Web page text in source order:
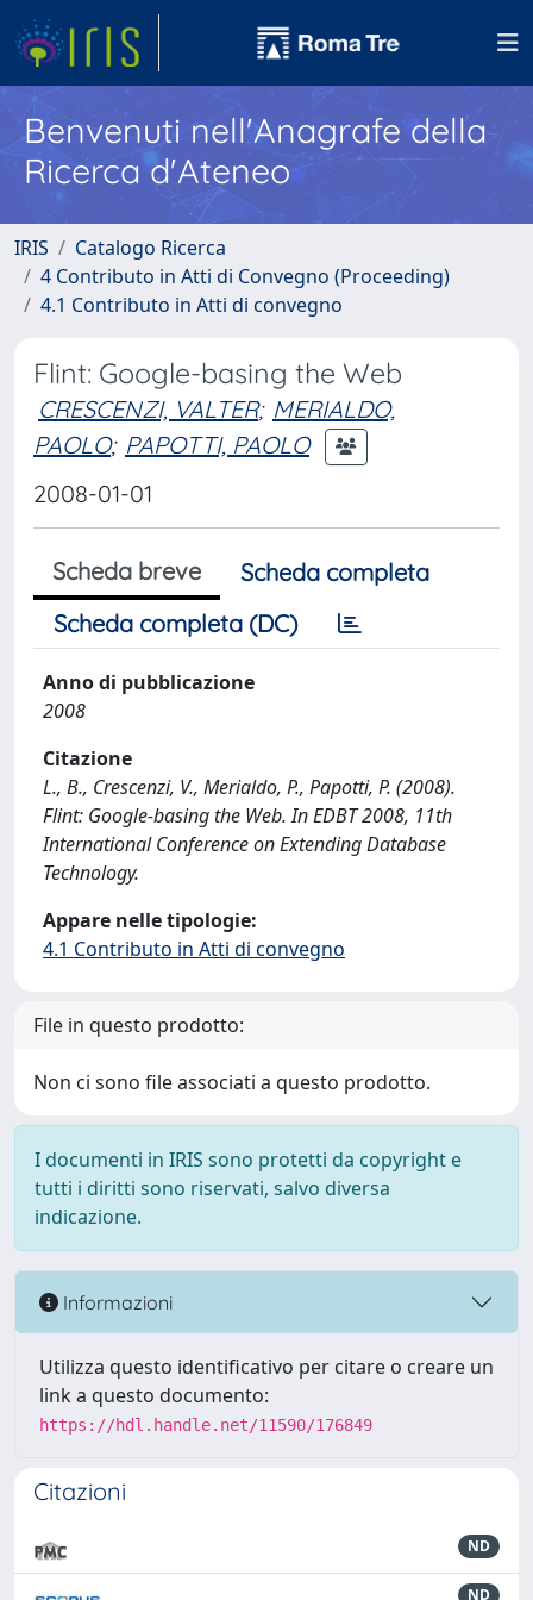
Benvenuti nell'Anagrafe della
Ricerca d'Ateneo
IRIS
Catalogo Ricerca
4 Contributo in Atti di Convegno (Proceeding)
4.1 Contributo in Atti di convegno
Flint: Google-basing the Web
CRESCENZI, VALTER; MERIALDO,
PAOLO; PAPOTTI, PAOLO
2008-01-01
Scheda breve
Scheda completa
Scheda completa (DC)
Anno di pubblicazione
2008
Citazione
L., B., Crescenzi, V., Merialdo, P., Papotti, P. (2008).
Flint: Google-basing the Web. In EDBT 2008, 11th
International Conference on Extending Database
Technology.
Appare nelle tipologie:
4.1 Contributo in Atti di convegno
File in questo prodotto:
Non ci sono file associati a questo prodotto.
I documenti in IRIS sono protetti da copyright e
tutti i diritti sono riservati, salvo diversa
indicazione.
Informazioni
Utilizza questo identificativo per citare o creare un
link a questo documento:
https://hdl.handle.net/11590/176849
Citazioni
ND
ND